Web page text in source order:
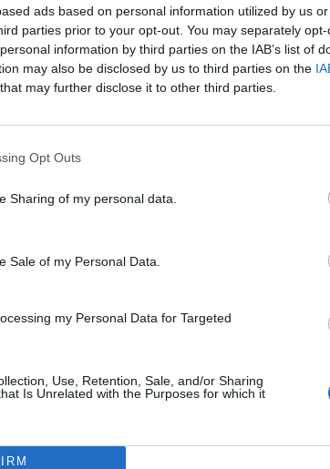
ads based on personal information utilized by us
parties prior to your opt-out. You may separately
information by third parties on the IAB’s list of
may also be disclosed by us to third parties on the
that may further disclose it to other third parties.
Opt Outs
Sharing of my personal data.
Sale of my Personal Data.
my Personal Data for Targeted
Use, Retention, Sale, and/or Sharing
Is Unrelated with the Purposes for which it
την απόκτηση του Άνταμ Μοκόκα - Δωρεά
πρόγραμμα ενίσχυσης του Τύπου
Νέα Διοικούσα Επιτροπή και νέο Διοικητικό